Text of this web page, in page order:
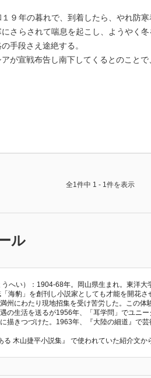
９年の暮れで、到着したら、やれ防
さらされて喘息を起こし、ようやく
手段さえ途絶する。
が宣戦布告し南下してくるとのこと
あろうとも、人と人との交流はいつで
う世界を見るのも自由。
全1件中 1 - 1件を表示
ル
へい）：1904-68年。岡山県生まれ。東洋
海豹」を創刊し小説家としても才能を開花
州にわたり現地招集を受け苦労した。この
の生活を送るが1956年、「耳学問」でユニ
描きつづけた。1963年、『大陸の細道』で芸
る 木山捷平小説集』 で使われていた紹介文か